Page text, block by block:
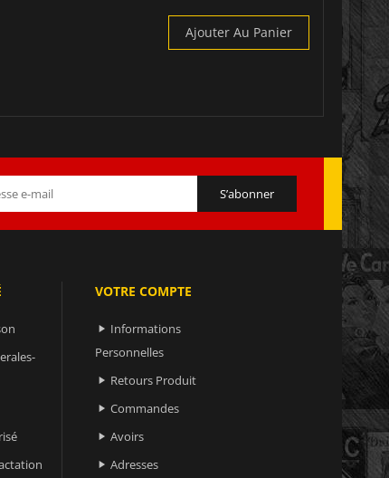
Ajouter Au Panier
VOTRE COMPTE
 Informations
Personnelles
 Retours Produit
 Commandes
 Avoirs
 Adresses